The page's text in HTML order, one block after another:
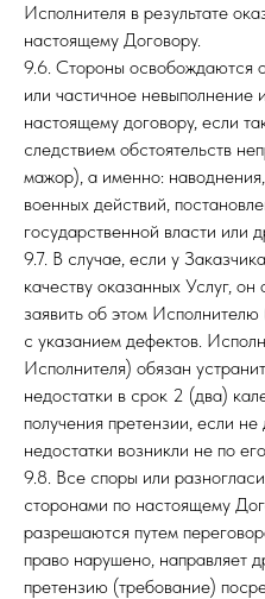
Исполнителя в результате
настоящему Договору.
9.6. Стороны освобождаются
или частичное невыполнение
настоящему договору, если
следствием обстоятельств
мажор), а именно:
военных действий,
государственной власти или
9.7. В случае, если у
качеству оказанных Услуг,
заявить об этом
с указанием дефектов.
Исполнителя) обязан
недостатки в срок 2 (два)
получения претензии, если
недостатки возникли не по
9.8. Все споры или
сторонами по настоящему
разрешаются путем
право нарушено, направляет
претензию (требование)